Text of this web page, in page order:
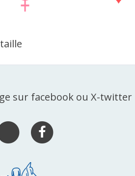
sur facebook ou X-twitter